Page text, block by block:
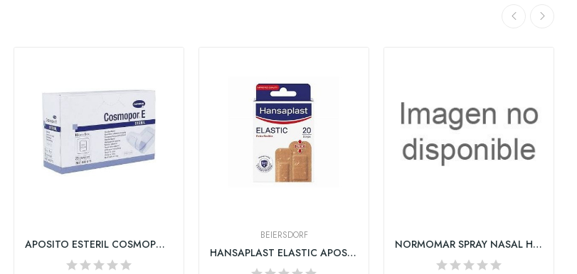
APOSITO ESTERIL COSMOPOR E 10 UNIDADES 10 x 6 cm
BEIERSDORF
HANSAPLAST ELASTIC APOSITO ADHESIVO 2 TAMAÑOS...
NORMOMAR SPRAY NASAL HIGIENE FUERZA INTENSA 1...